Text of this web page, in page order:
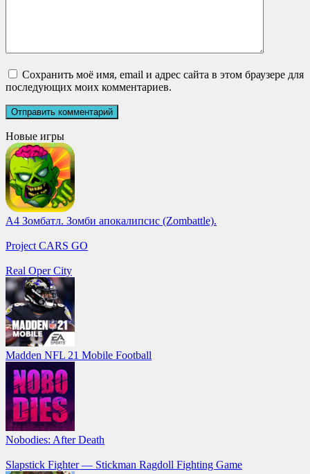
Сохранить моё имя, email и адрес сайта в этом браузере для
последующих моих комментариев.
Новые игры
А4 Зомбатл. Зомби апокалипсис (Zombattle).
Project CARS GO
Real Oper City
Madden NFL 21 Mobile Football
Nobodies: After Death
Slapstick Fighter — Stickman Ragdoll Fighting Game